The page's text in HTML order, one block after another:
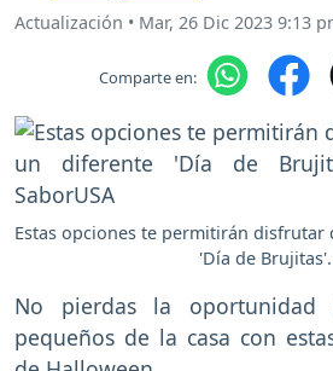
Actualización • Mar, 26 Dic 2023 9:13
Comparte en:
Estas opciones te permitirán disfrutar
'Día de
No pierdas la
pequeños de la casa con